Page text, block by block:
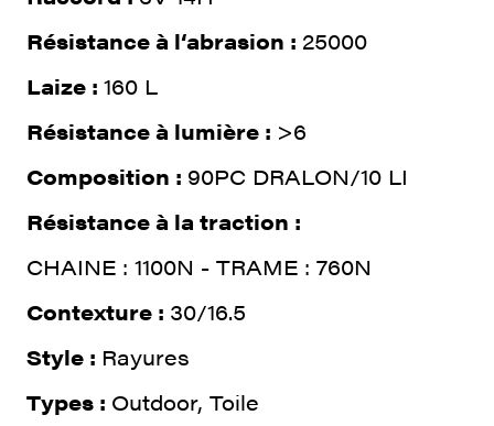
Résistance à l‘abrasion : 25000
Laize : 160 L
Résistance à lumière : >6
Composition : 90PC DRALON/10 LI
Résistance à la traction :
CHAINE : 1100N - TRAME : 760N
Contexture : 30/16.5
Style : Rayures
Types : Outdoor, Toile